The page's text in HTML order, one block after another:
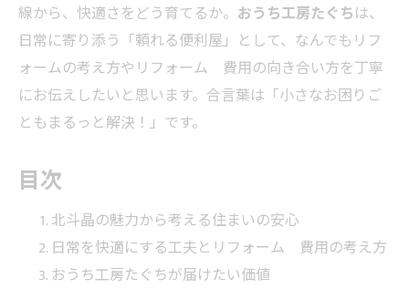
線から、快適さをどう育てるか。 おうち工房たぐちは、
日常に寄り添う「頼れる便利屋」として、なんでもリフ
ォームの考え方やリフォーム 費用の向き合い方を丁寧
にお伝えしたいと思います。合言葉は「小さなお困りご
ともまるっと解決！」です。
目次
北斗晶の魅力から考える住まいの安心
日常を快適にする工夫とリフォーム 費用の考え方
おうち工房たぐちが届けたい価値